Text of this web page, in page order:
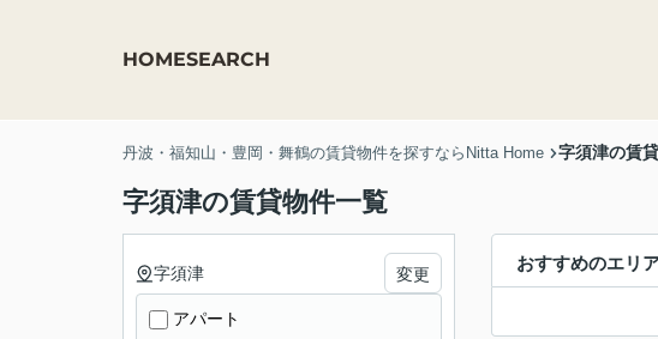
HOMESEARCH
丹波・福知山・豊岡・舞鶴の賃貸物件を探すならNitta Home 字須津の賃
字須津の賃貸物件一覧
おすすめのエリ
字須津 変更
アパート